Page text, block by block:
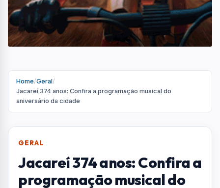
programação musical do
aniversário da cidade
Fundação Cultural de Jacarehy, a
programação reúne artistas locais e nomes
conhecidos da música brasileira
R
Portal AquiVale